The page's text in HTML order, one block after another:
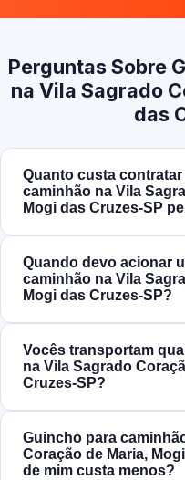
Perguntas Sobre
na Vila Sagrado
das
Quanto custa
caminhão na Vila
Mogi das Cruzes‑SP
Quando devo acionar
caminhão na Vila
Mogi das Cruzes‑SP?
Vocês transportam
na Vila Sagrado
Cruzes‑SP?
Guincho para
Coração de Maria,
de mim custa menos?